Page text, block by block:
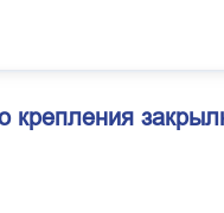
крепления